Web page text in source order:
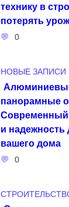
технику в
потерять
0
НОВЫЕ ЗАПИСИ
панорамные
Современный
и надежность
вашего дома
0